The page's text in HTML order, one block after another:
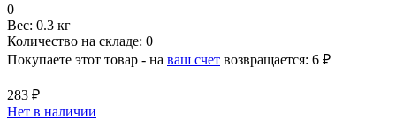
0
Вес: 0.3 кг
Количество на складе: 0
Покупаете этот товар - на ваш счет возвращается: 6 ₽
283 ₽
Нет в наличии